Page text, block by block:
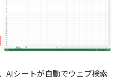
AIシートが自動でウェブ検索